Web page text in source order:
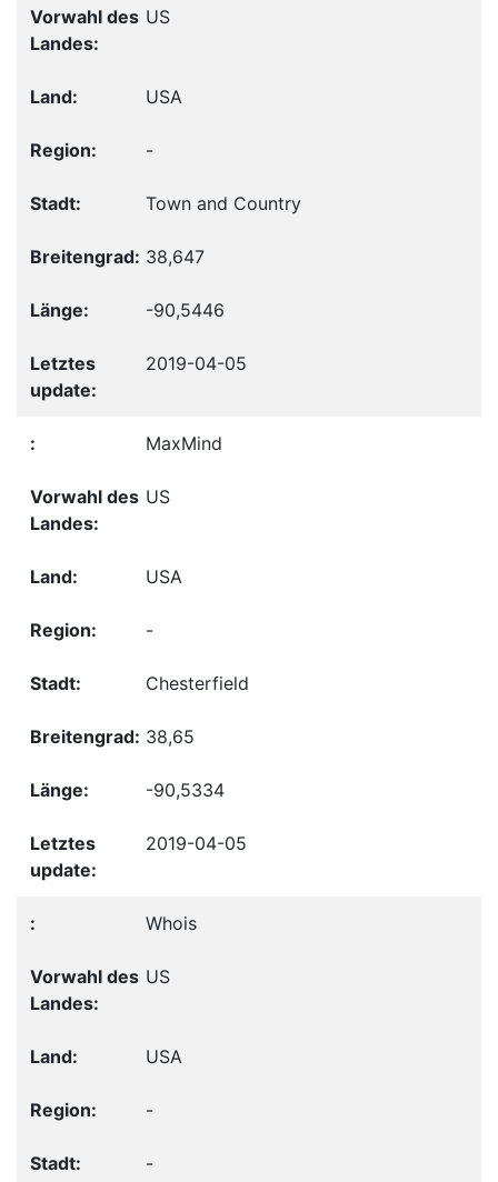
US
USA
-
Town and Country
38,647
-90,5446
2019-04-05
MaxMind
US
USA
-
Chesterfield
38,65
-90,5334
2019-04-05
Whois
US
USA
-
-